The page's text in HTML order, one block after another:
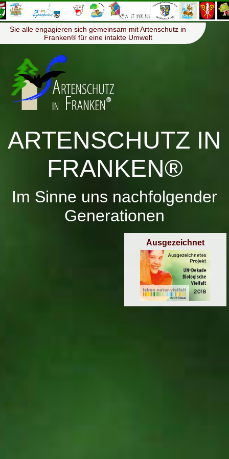
Menü ≡
Sie alle engagieren sich gemeinsam mit Artenschutz in
Franken® für eine intakte Umwelt
ARTENSCHUTZ IN
FRANKEN®
Im Sinne uns nachfolgender
Generationen
Ausgezeichnet